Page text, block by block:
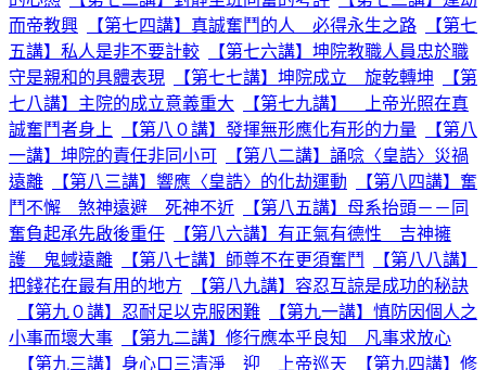
而帝教興
【第七四講】真誠奮鬥的人 必得永生之路
【第七
五講】私人是非不要計較
【第七六講】坤院教職人員忠於職
守是親和的具體表現
【第七七講】坤院成立 旋乾轉坤
【第
七八講】主院的成立意義重大
【第七九講】 上帝光照在真
誠奮鬥者身上
【第八０講】發揮無形應化有形的力量
【第八
一講】坤院的責任非同小可
【第八二講】誦唸〈皇誥〉災禍
遠離
【第八三講】響應〈皇誥〉的化劫運動
【第八四講】奮
鬥不懈 煞神遠避 死神不近
【第八五講】母系抬頭－－同
奮負起承先啟後重任
【第八六講】有正氣有德性 吉神擁
護 鬼蜮遠離
【第八七講】師尊不在更須奮鬥
【第八八講】
把錢花在最有用的地方
【第八九講】容忍互諒是成功的秘訣
【第九０講】忍耐足以克服困難
【第九一講】慎防因個人之
小事而壞大事
【第九二講】修行應本乎良知 凡事求放心
【第九三講】身心口三清淨 迎 上帝巡天
【第九四講】修